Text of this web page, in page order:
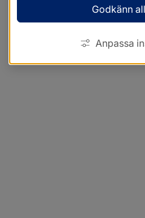
Godkänn
Anpassa